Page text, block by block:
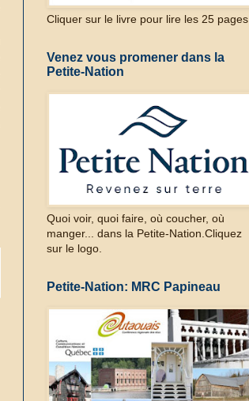
Cliquer sur le livre pour lire les 25 pages
Venez vous promener dans la
Petite-Nation
Quoi voir, quoi faire, où coucher, où
manger... dans la Petite-Nation.Cliquez
sur le logo.
Petite-Nation: MRC Papineau